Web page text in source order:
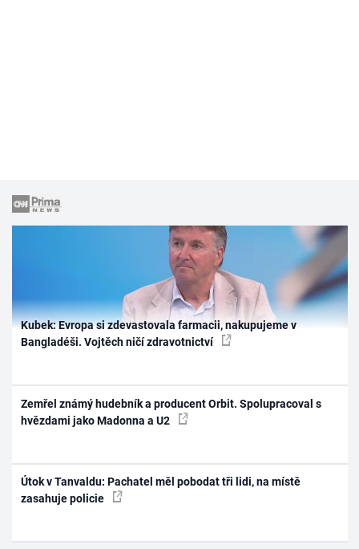
Kubek: Evropa si zdevastovala farmacii, nakupujeme v
Bangladéši. Vojtěch ničí zdravotnictví
Zemřel známý hudebník a producent Orbit. Spolupracoval s
hvězdami jako Madonna a U2
Útok v Tanvaldu: Pachatel měl pobodat tři lidi, na místě
zasahuje policie